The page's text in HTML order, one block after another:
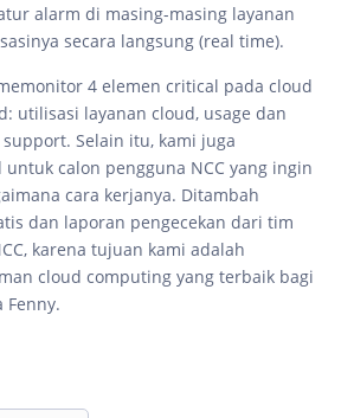
alarm di masing-masing layanan
secara langsung (real time).
4 elemen critical pada cloud
utilisasi layanan cloud, usage dan
Selain itu, kami juga
calon pengguna NCC yang ingin
cara kerjanya. Ditambah
dan laporan pengecekan dari tim
karena tujuan kami adalah
cloud computing yang terbaik bagi
Fenny.